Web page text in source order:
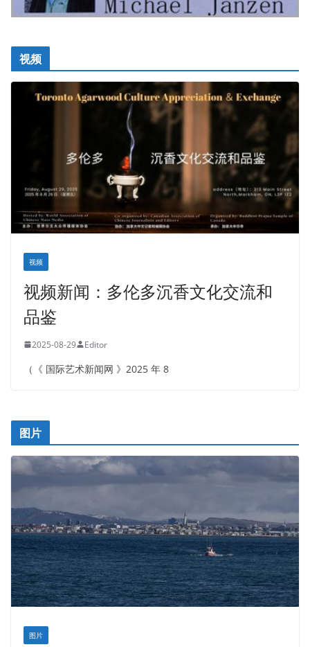
视频
视频
视频新闻：多伦多沉香文化交流和
品鉴
2025-08-29 Editor
（《 国际艺术新闻网 》2025 年 8
图片
图片